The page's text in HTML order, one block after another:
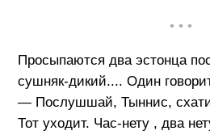
• • •
Просыпаются два эстонца
сушняк-дикий.... Один
— Послушшай, Тыннис,
Тот уходит. Час-нету , два